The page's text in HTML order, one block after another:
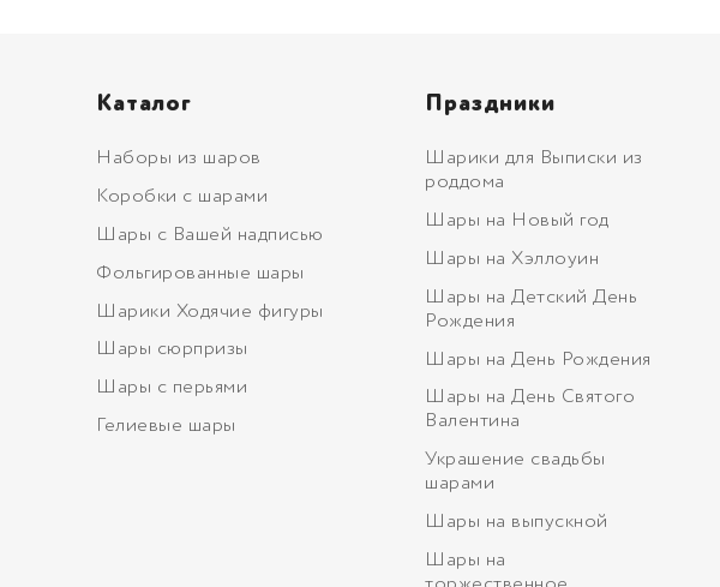
Каталог
Наборы из шаров
Коробки с шарами
Шары с Вашей надписью
Фольгированные шары
Шарики Ходячие фигуры
Шары сюрпризы
Шары с перьями
Гелиевые шары
Праздники
Шарики для Выписки из
роддома
Шары на Новый год
Шары на Хэллоуин
Шары на Детский День
Рождения
Шары на День Рождения
Шары на День Святого
Валентина
Украшение свадьбы
шарами
Шары на выпускной
Шары на